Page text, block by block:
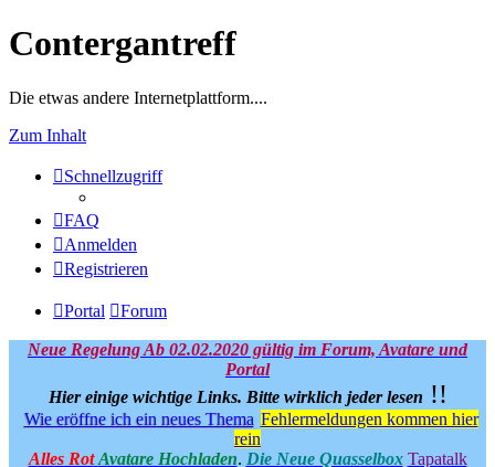
Contergantreff
Die etwas andere Internetplattform....
Zum Inhalt
Schnellzugriff
FAQ
Anmelden
Registrieren
Portal Forum
Neue Regelung Ab 02.02.2020 gültig im Forum, Avatare und
Portal
Hier einige wichtige Links. Bitte wirklich jeder lesen !!
Wie eröffne ich ein neues Thema Fehlermeldungen kommen hier
rein
Alles Rot Avatare Hochladen. Die Neue Quasselbox Tapatalk